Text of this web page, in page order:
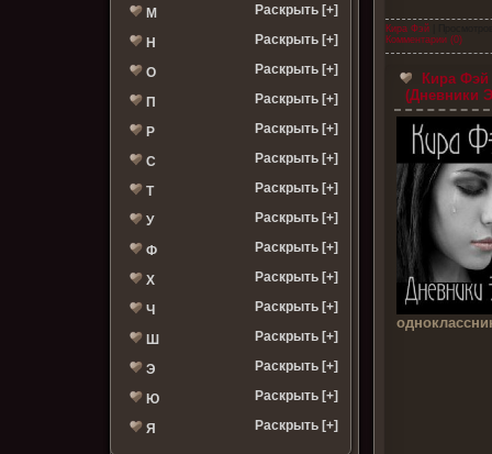
М Раскрыть [+]
Н Раскрыть [+]
О Раскрыть [+]
П Раскрыть [+]
Р Раскрыть [+]
С Раскрыть [+]
Т Раскрыть [+]
У Раскрыть [+]
Ф Раскрыть [+]
Х Раскрыть [+]
Ч Раскрыть [+]
Ш Раскрыть [+]
Э Раскрыть [+]
Ю Раскрыть [+]
Я Раскрыть [+]
Кира Фэй
Комментарии (0)
Кира
(Дневники